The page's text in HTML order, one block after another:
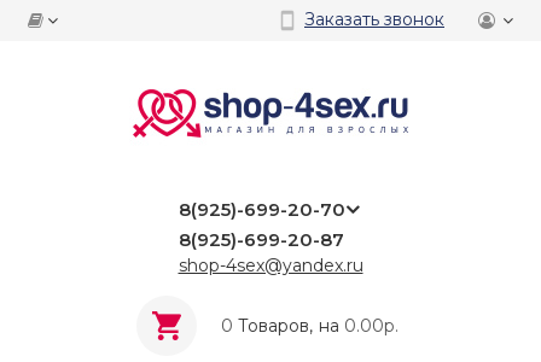
Заказать звонок
8(925)-699-20-70
8(925)-699-20-87
shop-4sex@yandex.ru
0 Tоваров, на 0.00р.